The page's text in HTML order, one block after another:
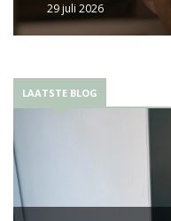
29 juli 2026
LAATSTE BLOG